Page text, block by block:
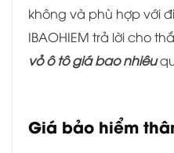
không và phù hợp với
IBAOHIEM trả lời cho
vỏ ô tô giá bao nhiêu
Giá bảo hiểm